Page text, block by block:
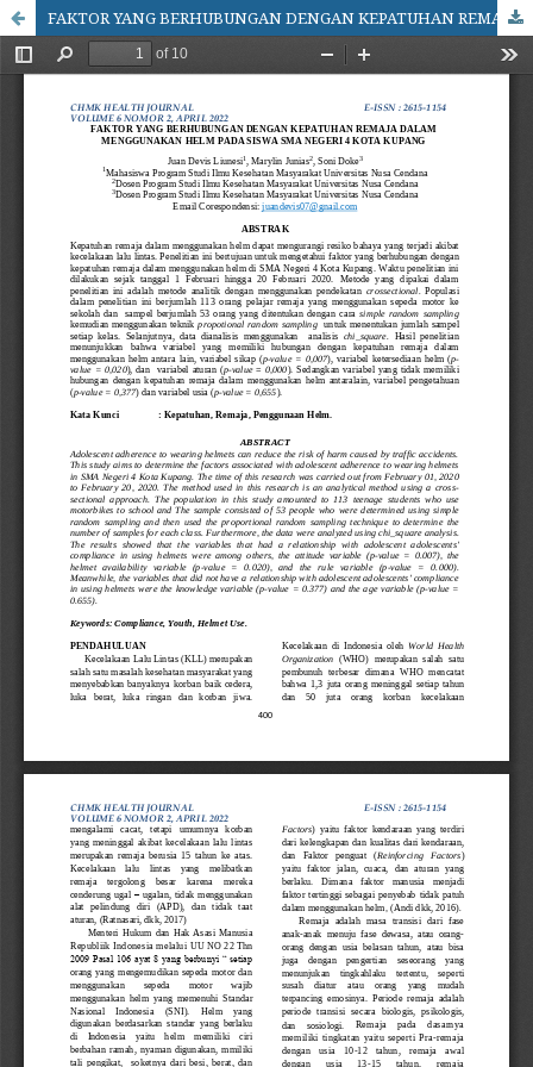
FAKTOR YANG BERHUBUNGAN DENGAN KEPATUHAN REMAJA DALAM MENGGUNAKAN HELM PADA SISWA SMA NEGERI 4 KOTA KUPANG